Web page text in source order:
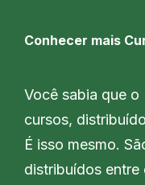
Conhecer mais
Você sabia que o
cursos,
É isso mesmo.
distribuídos entre